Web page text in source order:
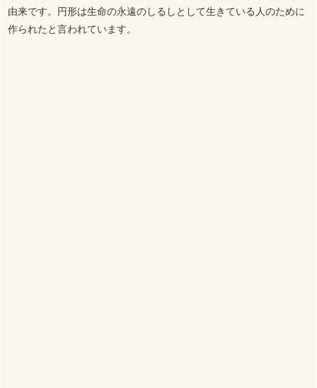
由来です。円形は生命の永遠のしるしとして生きている人のために
作られたと言われています。